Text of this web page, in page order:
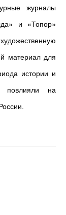
журналы
и «Топор»
материал для
истории и
повлияли на